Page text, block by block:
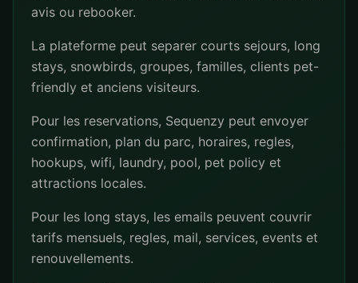
avis ou rebooker.
La plateforme peut separer courts sejours, long
stays, snowbirds, groupes, familles, clients pet-
friendly et anciens visiteurs.
Pour les reservations, Sequenzy peut envoyer
confirmation, plan du parc, horaires, regles,
hookups, wifi, laundry, pool, pet policy et
attractions locales.
Pour les long stays, les emails peuvent couvrir
tarifs mensuels, regles, mail, services, events et
renouvellements.